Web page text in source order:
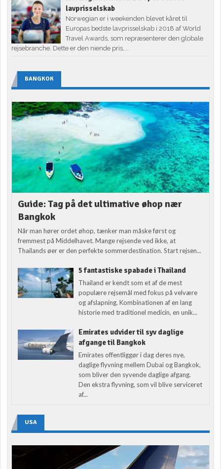
lavprisselskab
Norwegian er i weekenden blevet kåret til
Europas bedste lavprisselskab i 2018 af World
Travel Awards, som repræsenterer den globale
rejsebranche. Dette er den niende pris,...
BANGKOK
Guide: Tag på det ultimative øhop nær
Bangkok
Når man hører ordet øhop, tænker man måske først og
fremmest på Middelhavet. Mange rejsende ved ikke, at
Thailands øer er den perfekte sommerdestination. Start rejsen...
5 fantastiske spabade i Thailand
Thailand er kendt som et af de mest
populære rejsemål med fokus på velvære
og afslapning. Kombinationen af en lang
historie med traditionel medicin, en unik...
Emirates udvider til syv daglige
afgange til Bangkok
Emirates offentliggør i dag deres nye,
daglige flyvning mellem Dubai og Bangkok,
som bliver den syvende daglige afgang.
Den ekstra flyvning, som vil blive serviceret
af...
USA